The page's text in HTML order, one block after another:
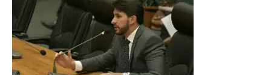
Currículo